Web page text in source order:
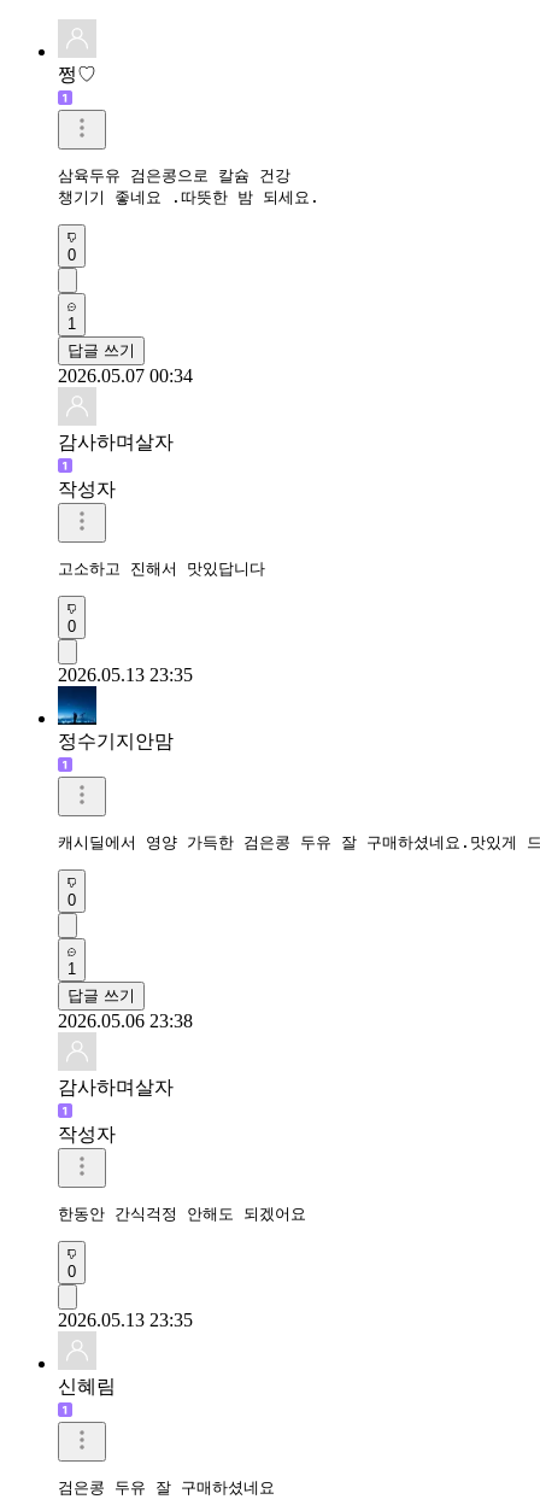
쩡♡
삼육두유 검은콩으로 칼슘 건강
챙기기 좋네요 .따뜻한 밤 되세요.
0
1
답글 쓰기
2026.05.07 00:34
감사하며살자
작성자
고소하고 진해서 맛있답니다
0
2026.05.13 23:35
정수기지안맘
캐시딜에서 영양 가득한 검은콩 두유 잘 구매하셨네요.맛있게
0
1
답글 쓰기
2026.05.06 23:38
감사하며살자
작성자
한동안 간식걱정 안해도 되겠어요
0
2026.05.13 23:35
신혜림
검은콩 두유 잘 구매하셨네요